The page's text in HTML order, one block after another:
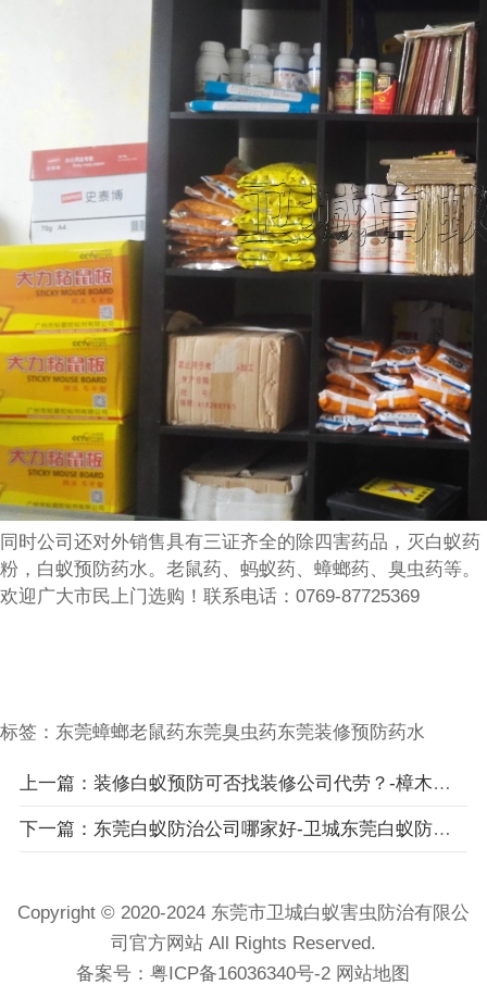
同时公司还对外销售具有三证齐全的除四害药品，灭白蚁药
粉，白蚁预防药水。老鼠药、蚂蚁药、蟑螂药、臭虫药等。
欢迎广大市民上门选购！联系电话：0769-87725369
标签： 东莞蟑螂老鼠药东莞臭虫药东莞装修预防药水
上一篇：装修白蚁预防可否找装修公司代劳？-樟木头灭白蚁公司，樟木头杀白蚁
下一篇：东莞白蚁防治公司哪家好-卫城东莞白蚁防治公司
Copyright © 2020-2024 东莞市卫城白蚁害虫防治有限公
司官方网站 All Rights Reserved.
备案号：粤ICP备16036340号-2 网站地图